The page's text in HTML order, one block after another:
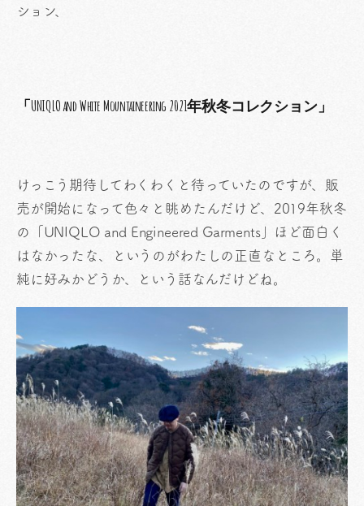
ション、
「UNIQLO and White Mountaineering 2021年秋冬コレクション」
けっこう期待してわくわくと待っていたのですが、販
売が開始になって色々と眺めたんだけど、2019年秋冬
の「UNIQLO and Engineered Garments」ほど面白く
はなかったな、というのがわたしの正直なところ。単
純に好みかどうか、という話なんだけどね。